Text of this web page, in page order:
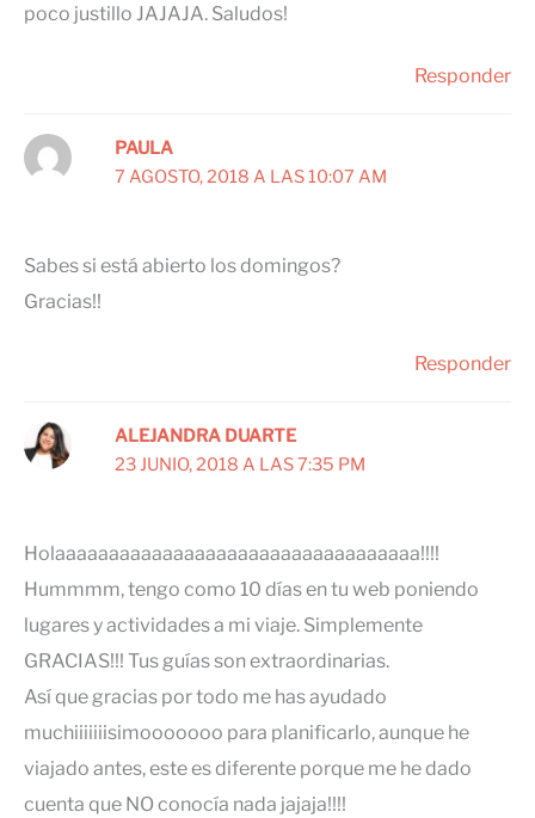
poco justillo JAJAJA. Saludos!
Responder
PAULA
7 AGOSTO, 2018 A LAS 10:07 AM
Sabes si está abierto los domingos?
Gracias!!
Responder
ALEJANDRA DUARTE
23 JUNIO, 2018 A LAS 7:35 PM
Holaaaaaaaaaaaaaaaaaaaaaaaaaaaaaaaaaa!!!!
Hummmm, tengo como 10 días en tu web poniendo
lugares y actividades a mi viaje. Simplemente
GRACIAS!!! Tus guías son extraordinarias.
Así que gracias por todo me has ayudado
muchiiiiiiisimooooooo para planificarlo, aunque he
viajado antes, este es diferente porque me he dado
cuenta que NO conocía nada jajaja!!!!